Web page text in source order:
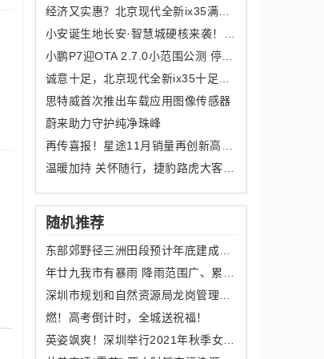
思特威首次推出车载应用图像传感器
蔚来助力守护纯净珠峰
随机推荐
燃！高考倒计时，全城送祝福！